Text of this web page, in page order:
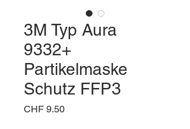
3M Typ Aura
9332+
Partikelmaske
Schutz FFP3
CHF 9.50Preis